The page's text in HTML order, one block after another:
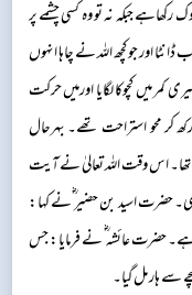
جبکہ نہ تو وہ کسی چشمے پر
اور جو کچھ اللہ نے چاہا انہوں
میں کچوکا لگایا اورمیں حرکت
کر محو استراحت تھے۔ بہرحال
اس وقت اللہ تعالیٰ نے آیت
حضرت اسید بن حضیر ؓنے کہا:
ہے۔ حضرت عائشہ ؓ نے فرمایا: جس
سے ہار مل گیا۔